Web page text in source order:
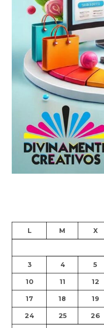
L M X
3 4 5
10 11 12
17 18 19
24 25 26